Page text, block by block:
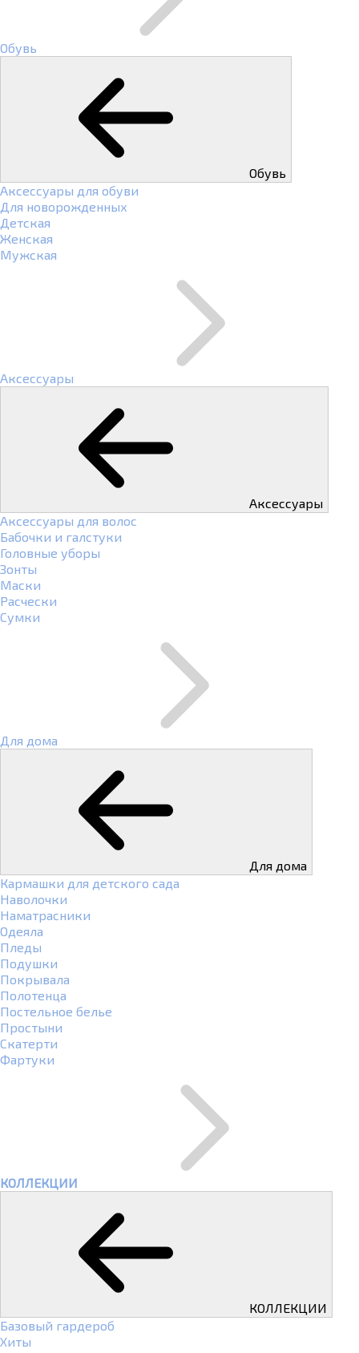
Обувь
Обувь
Аксессуары для обуви
Для новорожденных
Детская
Женская
Мужская
Аксессуары
Аксессуары
Аксессуары для волос
Бабочки и галстуки
Головные уборы
Зонты
Маски
Расчески
Сумки
Для дома
Для дома
Кармашки для детского сада
Наволочки
Наматрасники
Одеяла
Пледы
Подушки
Покрывала
Полотенца
Постельное белье
Простыни
Скатерти
Фартуки
КОЛЛЕКЦИИ
КОЛЛЕКЦИИ
Базовый гардероб
Хиты